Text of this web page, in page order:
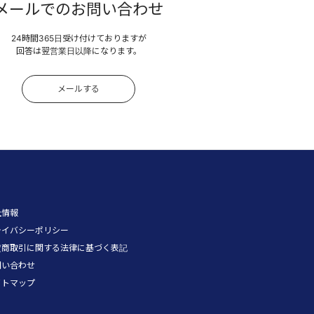
ールでのお問い合わせ
24時間365日受け付けておりますが
回答は翌営業日以降になります。
メールする
報
バシーポリシー
取引に関する法律に基づく表記
合わせ
マップ